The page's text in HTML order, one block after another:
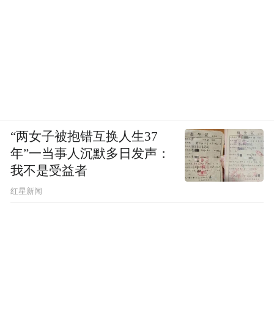
“两女子被抱错互换人生37
年”一当事人沉默多日发声：
我不是受益者
红星新闻